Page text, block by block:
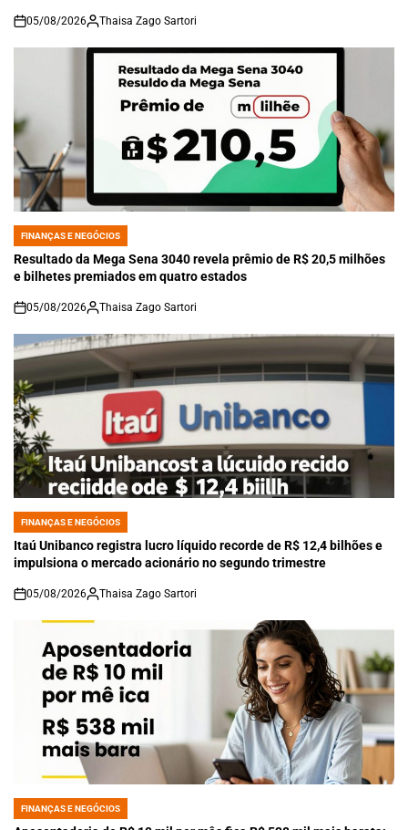
on
05/08/2026 Thaisa Zago Sartori
POSTED
IN
FINANÇAS E NEGÓCIOS
Resultado da Mega Sena 3040 revela prêmio de R$ 20,5 milhões
e bilhetes premiados em quatro estados
on
05/08/2026 Thaisa Zago Sartori
POSTED
IN
FINANÇAS E NEGÓCIOS
Itaú Unibanco registra lucro líquido recorde de R$ 12,4 bilhões e
impulsiona o mercado acionário no segundo trimestre
on
05/08/2026 Thaisa Zago Sartori
POSTED
FINANÇAS E NEGÓCIOS